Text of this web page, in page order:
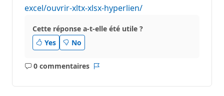
excel/ouvrir-xltx-xlsx-hyperlien/
Cette réponse a-t-elle été utile ?
Yes
No
0 commentaires
Aucun